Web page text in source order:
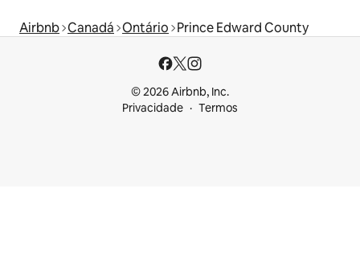
Airbnb Canadá Ontário Prince Edward County
© 2026 Airbnb, Inc.
Privacidade
Termos